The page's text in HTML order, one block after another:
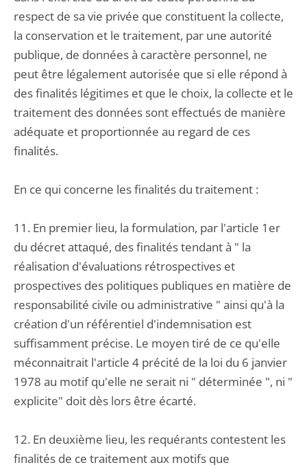
respect de sa vie privée que constituent la collecte,
la conservation et le traitement, par une autorité
publique, de données à caractère personnel, ne
peut être légalement autorisée que si elle répond à
des finalités légitimes et que le choix, la collecte et le
traitement des données sont effectués de manière
adéquate et proportionnée au regard de ces
finalités.
En ce qui concerne les finalités du traitement :
11. En premier lieu, la formulation, par l'article 1er
du décret attaqué, des finalités tendant à " la
réalisation d'évaluations rétrospectives et
prospectives des politiques publiques en matière de
responsabilité civile ou administrative " ainsi qu'à la
création d'un référentiel d'indemnisation est
suffisamment précise. Le moyen tiré de ce qu'elle
méconnaitrait l'article 4 précité de la loi du 6 janvier
1978 au motif qu'elle ne serait ni " déterminée ", ni "
explicite" doit dès lors être écarté.
12. En deuxième lieu, les requérants contestent les
finalités de ce traitement aux motifs que